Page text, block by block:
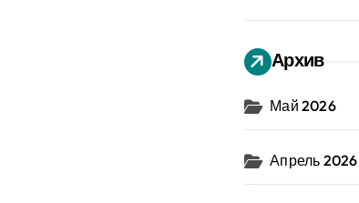
Архив
Май 2026
Апрель 2026